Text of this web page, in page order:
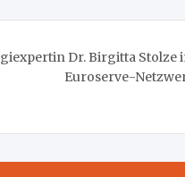
Dr. Birgitta Stolze
Euroserve-